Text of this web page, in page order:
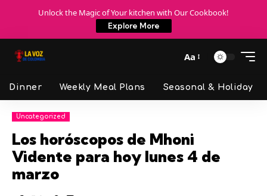
Unlock the Magic of Your kitchen with Our Cookbook!
Explore More
Aa
Dinner Weekly Meal Plans Seasonal & Holiday
Uncategorized
Los horóscopos de Mhoni
Vidente para hoy lunes 4 de
marzo